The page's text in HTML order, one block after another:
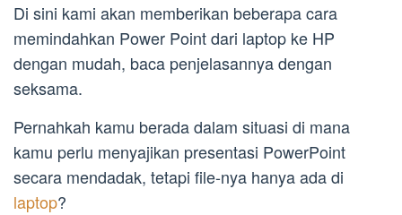
Di sini kami akan memberikan beberapa cara
memindahkan Power Point dari laptop ke HP
dengan mudah, baca penjelasannya dengan
seksama.
Pernahkah kamu berada dalam situasi di mana
kamu perlu menyajikan presentasi PowerPoint
secara mendadak, tetapi file-nya hanya ada di
laptop?